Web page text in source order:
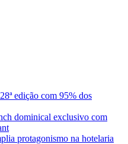
edição com 95% dos
dominical exclusivo com
protagonismo na hotelaria